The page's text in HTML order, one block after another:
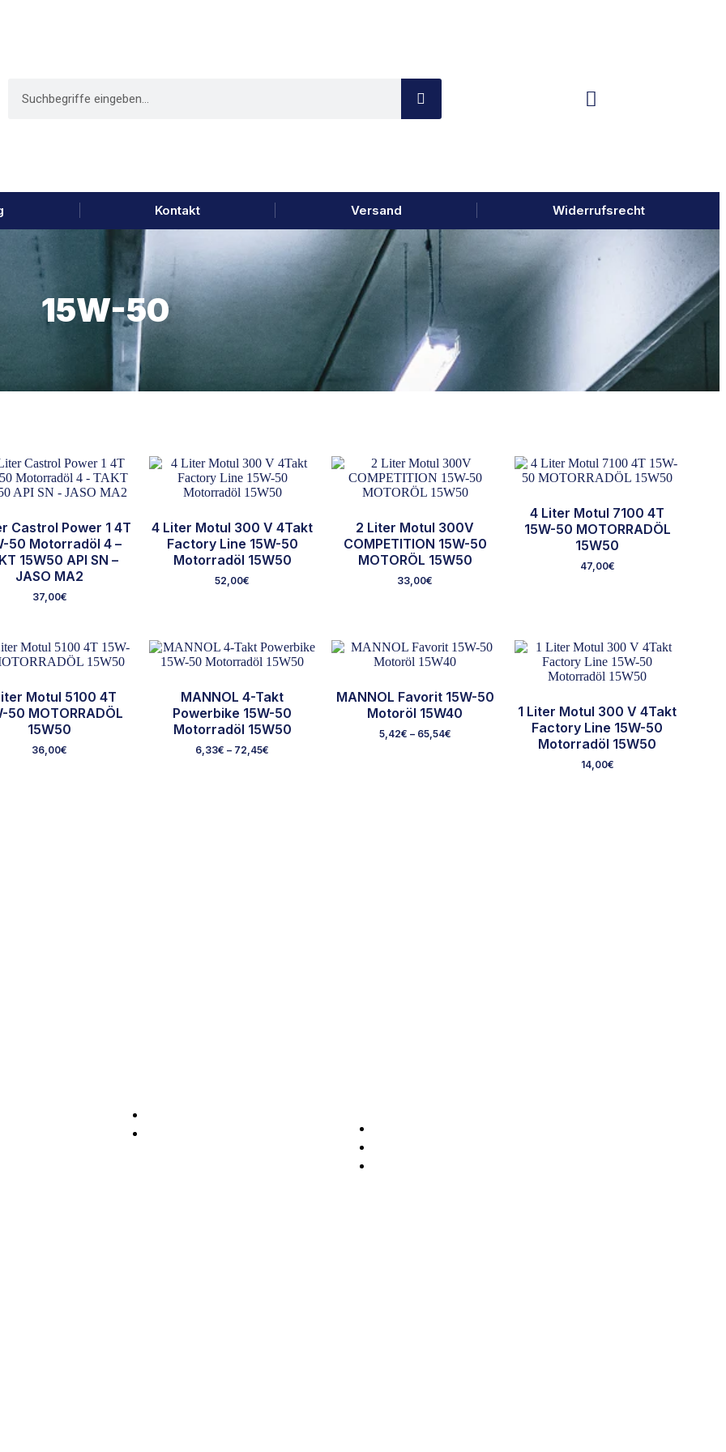
Kontakt Versand Widerrufsrecht
15W-50
Castrol Power 1 4T
50 Motorradöl 4 –
15W50 API SN –
JASO MA2
37,00€
4 Liter Motul 300 V 4Takt
Factory Line 15W-50
Motorradöl 15W50
52,00€
2 Liter Motul 300V
COMPETITION 15W-50
MOTORÖL 15W50
33,00€
4 Liter Motul 7100 4T
15W-50 MOTORRADÖL
15W50
47,00€
Motul 5100 4T
50 MOTORRADÖL
15W50
36,00€
MANNOL 4-Takt
Powerbike 15W-50
Motorradöl 15W50
6,33€ – 72,45€
MANNOL Favorit 15W-50
Motoröl 15W40
5,42€ – 65,54€
1 Liter Motul 300 V 4Takt
Factory Line 15W-50
Motorradöl 15W50
14,00€